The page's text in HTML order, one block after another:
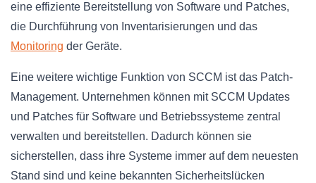
eine effiziente Bereitstellung von Software und Patches,
die Durchführung von Inventarisierungen und das
Monitoring der Geräte.
Eine weitere wichtige Funktion von SCCM ist das Patch-
Management. Unternehmen können mit SCCM Updates
und Patches für Software und Betriebssysteme zentral
verwalten und bereitstellen. Dadurch können sie
sicherstellen, dass ihre Systeme immer auf dem neuesten
Stand sind und keine bekannten Sicherheitslücken